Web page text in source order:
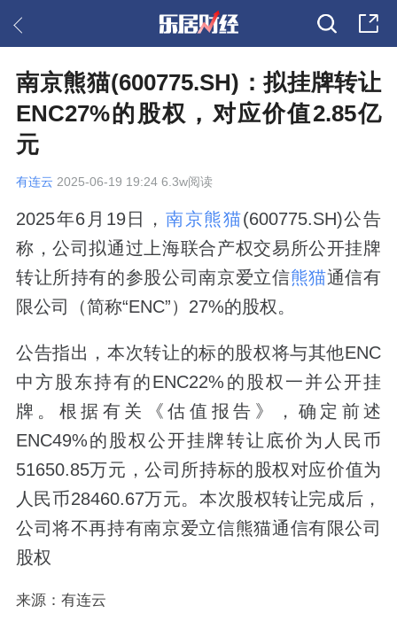
南京熊猫(600775.SH)：拟挂牌转让
ENC27%的股权，对应价值2.85亿
元
有连云 2025-06-19 19:24 6.3w阅读
2025年6月19日， 南京熊猫(600775.SH)公告
称，公司拟通过上海联合产权交易所公开挂牌
转让所持有的参股公司南京爱立信熊猫通信有
限公司（简称“ENC”）27%的股权。
公告指出，本次转让的标的股权将与其他ENC
中方股东持有的ENC22%的股权一并公开挂
牌。根据有关《估值报告》，确定前述
ENC49%的股权公开挂牌转让底价为人民币
51650.85万元，公司所持标的股权对应价值为
人民币28460.67万元。本次股权转让完成后，
公司将不再持有南京爱立信熊猫通信有限公司
股权
来源：有连云